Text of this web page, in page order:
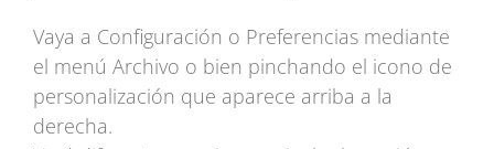
Vaya a Configuración o Preferencias mediante
el menú Archivo o bien pinchando el icono de
personalización que aparece arriba a la
derecha.